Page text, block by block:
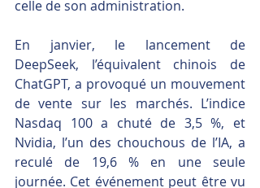
celle de son administration.
En janvier, le lancement de
DeepSeek, l’équivalent chinois de
ChatGPT, a provoqué un mouvement
de vente sur les marchés. L’indice
Nasdaq 100 a chuté de 3,5 %, et
Nvidia, l’un des chouchous de l’IA, a
reculé de 19,6 % en une seule
journée. Cet événement peut être vu